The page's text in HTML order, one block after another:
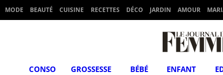
MODE BEAUTÉ CUISINE RECETTES DÉCO JARDIN AMOUR
CONSO GROSSESSE BÉBÉ ENFANT